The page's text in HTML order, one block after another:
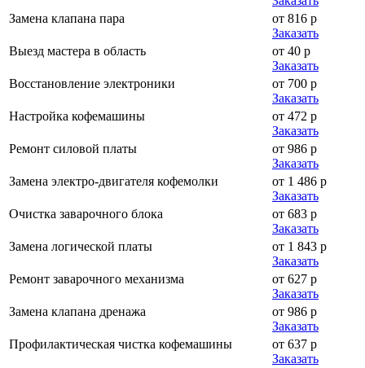
Замена клапана пара
от 816 р
Заказать
Выезд мастера в область
от 40 р
Заказать
Восстановление электроники
от 700 р
Заказать
Настройка кофемашины
от 472 р
Заказать
Ремонт силовой платы
от 986 р
Заказать
Замена электро-двигателя кофемолки
от 1 486 р
Заказать
Очистка заварочного блока
от 683 р
Заказать
Замена логической платы
от 1 843 р
Заказать
Ремонт заварочного механизма
от 627 р
Заказать
Замена клапана дренажа
от 986 р
Заказать
Профилактическая чистка кофемашины
от 637 р
Заказать